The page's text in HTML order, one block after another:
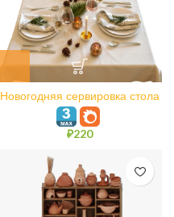
Новогодняя сервировка стола
₽220